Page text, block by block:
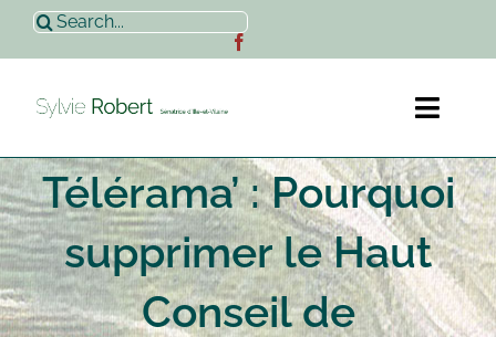
Passer
contenu
Rechercher:
Accueil
Sylvie Robert
Actualités
Télérama’ : Pourquoi
supprimer le Haut
Conseil de